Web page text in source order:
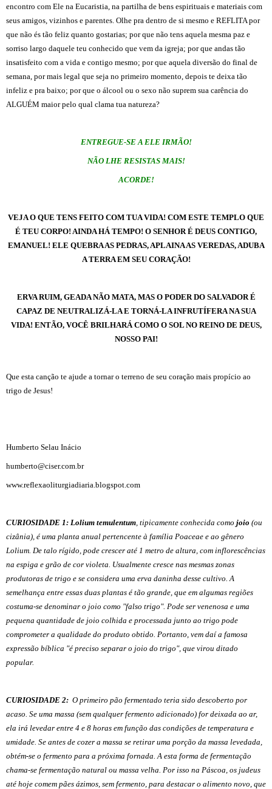
encontro com Ele na Eucaristia, na partilha de bens espirituais e materiais com
seus amigos, vizinhos e parentes. Olhe pra dentro de si mesmo e REFLITA por
que não és tão feliz quanto gostarias; por que não tens aquela mesma paz e
sorriso largo daquele teu conhecido que vem da igreja; por que andas tão
insatisfeito com a vida e contigo mesmo; por que aquela diversão do final de
semana, por mais legal que seja no primeiro momento, depois te deixa tão
infeliz e pra baixo; por que o álcool ou o sexo não suprem sua carência do
ALGUÉM maior pelo qual clama tua natureza?
ENTREGUE-SE A ELE IRMÃO!
NÃO LHE RESISTAS MAIS!
ACORDE!
VEJA O QUE TENS FEITO COM TUA VIDA! COM ESTE TEMPLO QUE
É TEU CORPO! AINDA HÁ TEMPO! O SENHOR É DEUS CONTIGO,
EMANUEL! ELE QUEBRA AS PEDRAS, APLAINA AS VEREDAS, ADUBA
A TERRA EM SEU CORAÇÃO!
ERVA RUIM, GEADA NÃO MATA, MAS O PODER DO SALVADOR É
CAPAZ DE NEUTRALIZÁ-LA E TORNÁ-LA INFRUTÍFERA NA SUA
VIDA! ENTÃO, VOCÊ BRILHARÁ COMO O SOL NO REINO DE DEUS,
NOSSO PAI!
Que esta canção te ajude a tornar o terreno de seu coração mais propício ao
trigo de Jesus!
Humberto Selau Inácio
humberto@ciser.com.br
www.reflexaoliturgiadiaria.blogspot.com
CURIOSIDADE 1: Lolium temulentum , tipicamente conhecida como joio (ou
cizânia), é uma planta anual pertencente à família Poaceae e ao gênero
Lolium . De talo rígido, pode crescer até 1 metro de altura, com inflorescências
na espiga e grão de cor violeta. Usualmente cresce nas mesmas zonas
produtoras de trigo e se considera uma erva daninha desse cultivo. A
semelhança entre essas duas plantas é tão grande, que em algumas regiões
costuma-se denominar o joio como "falso trigo". Pode ser venenosa e uma
pequena quantidade de joio colhida e processada junto ao trigo pode
comprometer a qualidade do produto obtido. Portanto, vem daí a famosa
expressão bíblica "é preciso separar o joio do trigo", que virou ditado
popular.
CURIOSIDADE 2: O primeiro pão fermentado teria sido descoberto por
acaso. Se uma massa (sem qualquer fermento adicionado) for deixada ao ar,
ela irá levedar entre 4 e 8 horas em função das condições de temperatura e
umidade. Se antes de cozer a massa se retirar uma porção da massa levedada,
obtém-se o fermento para a próxima fornada. A esta forma de fermentação
chama-se fermentação natural ou massa velha. Por isso na Páscoa, os judeus
até hoje comem pães ázimos, sem fermento, para destacar o alimento novo, que